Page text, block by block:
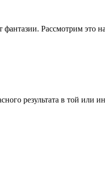
Рассмотрим это
результата в той или